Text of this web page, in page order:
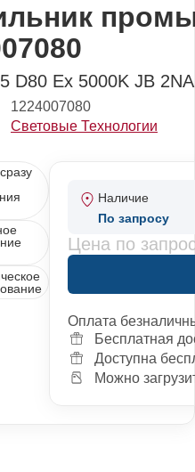
D80 Ex 5000K JB
1224007080
Световые Технологии
Наличие
По запросу
Цена по
Оплата
Бесплатная
Доступна
Можно